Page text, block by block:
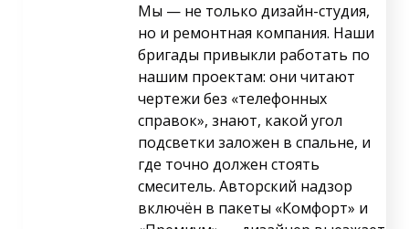
Мы — не только дизайн-студия,
но и ремонтная компания. Наши
бригады привыкли работать по
нашим проектам: они читают
чертежи без «телефонных
справок», знают, какой угол
подсветки заложен в спальне, и
где точно должен стоять
смеситель. Авторский надзор
включён в пакеты «Комфорт» и